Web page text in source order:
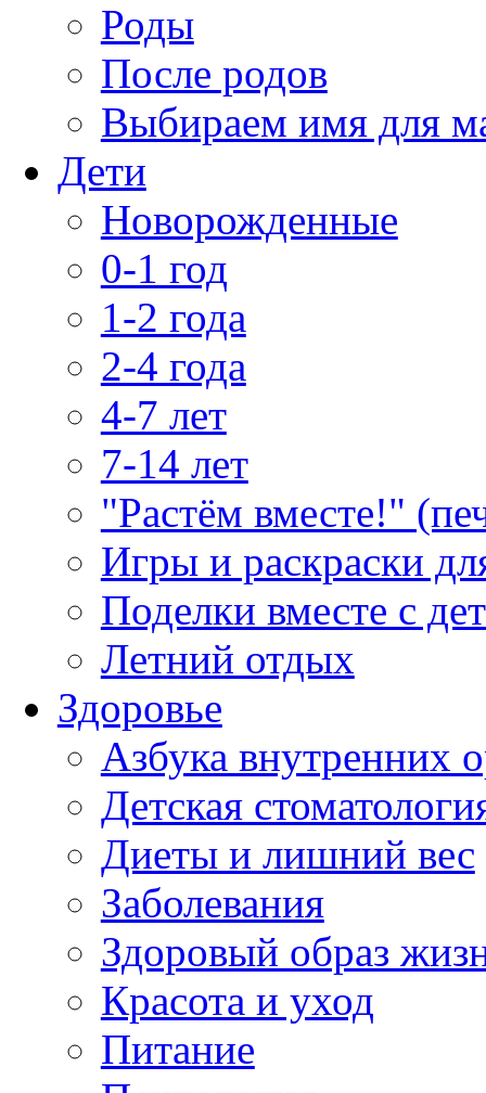
Роды
После родов
Выбираем имя для
Дети
Новорожденные
0-1 год
1-2 года
2-4 года
4-7 лет
7-14 лет
"Растём вместе!"
Игры и раскраски
Поделки вместе с
Летний отдых
Здоровье
Азбука внутренних
Детская
Диеты и лишний вес
Заболевания
Здоровый образ
Красота и уход
Питание